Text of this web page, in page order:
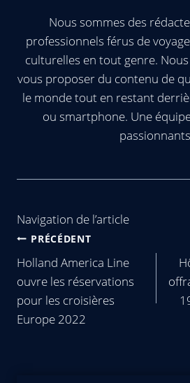
Nous sommes des
professionnels férus de
culturelles en tout genre.
vous proposer du contenu de
le monde tout en restant
ou smartphone. Une
Navigation de l’article
PRÉCÉDENT
Holland America Line
ouvre les réservations
pour les croisières
Europe 2022